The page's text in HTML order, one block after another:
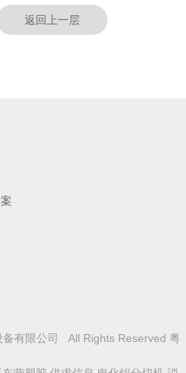
返回上一层
有限公司 All Rights Reserved 粤